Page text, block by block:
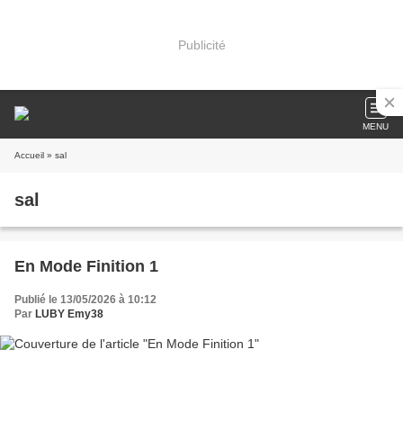
Publicité
MENU
Accueil » sal
sal
En Mode Finition 1
Publié le 13/05/2026 à 10:12
Par LUBY Emy38